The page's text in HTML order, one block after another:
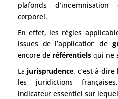
plafonds
corporel.
En effet, les règles
issues de l’application de
encore de référentiels qui ne
La jurisprudence, c’est-à-
les juridictions
indicateur essentiel sur lequel